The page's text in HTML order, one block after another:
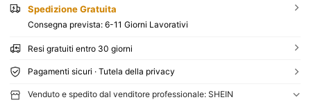
Spedizione Gratuita
Consegna prevista: 6-11 Giorni Lavorativi
Resi gratuiti entro 30 giorni
Pagamenti sicuri · Tutela della privacy
Venduto e spedito dal venditore professionale: SHEIN